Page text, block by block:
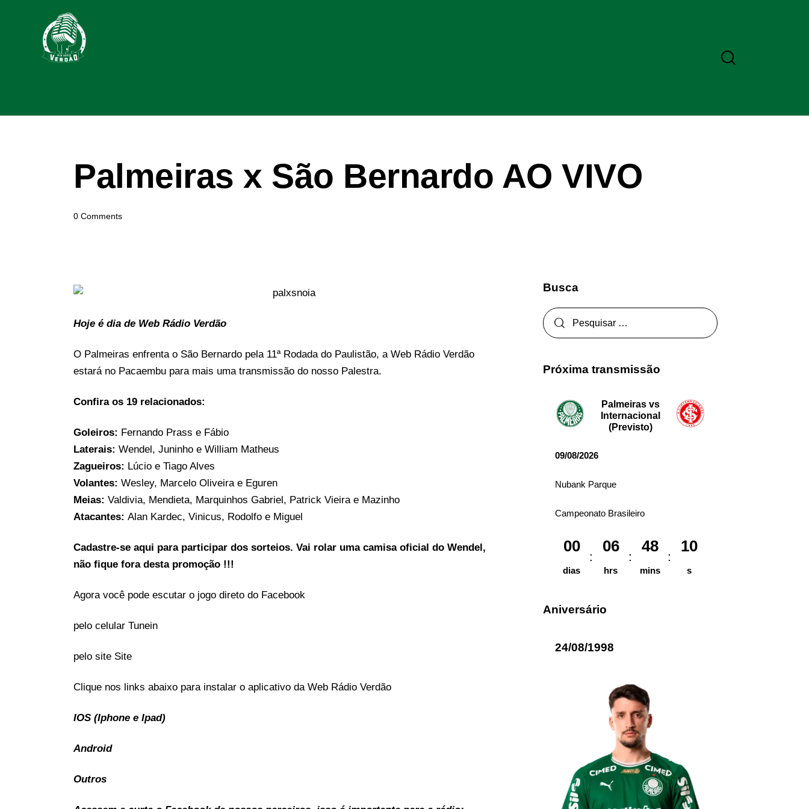
Palmeiras x São Bernardo AO VIVO
0 Comments
Hoje é dia de Web Rádio Verdão
O Palmeiras enfrenta o São Bernardo pela 11ª Rodada do Paulistão, a Web Rádio Verdão
estará no Pacaembu para mais uma transmissão do nosso Palestra.
Confira os 19 relacionados:
Goleiros: Fernando Prass e Fábio
Laterais: Wendel, Juninho e William Matheus
Zagueiros: Lúcio e Tiago Alves
Volantes: Wesley, Marcelo Oliveira e Eguren
Meias: Valdivia, Mendieta, Marquinhos Gabriel, Patrick Vieira e Mazinho
Atacantes: Alan Kardec, Vinicus, Rodolfo e Miguel
Cadastre-se aqui para participar dos sorteios. Vai rolar uma camisa oficial do Wendel,
não fique fora desta promoção !!!
Agora você pode escutar o jogo direto do Facebook
pelo celular Tunein
pelo site Site
Clique nos links abaixo para instalar o aplicativo da Web Rádio Verdão
IOS (Iphone e Ipad)
Android
Outros
Busca
Próxima transmissão
Palmeiras vs
Internacional
(Previsto)
09/08/2026
Nubank Parque
Campeonato Brasileiro
00
dias
06
hrs
48
mins
10
s
Aniversário
24/08/1998